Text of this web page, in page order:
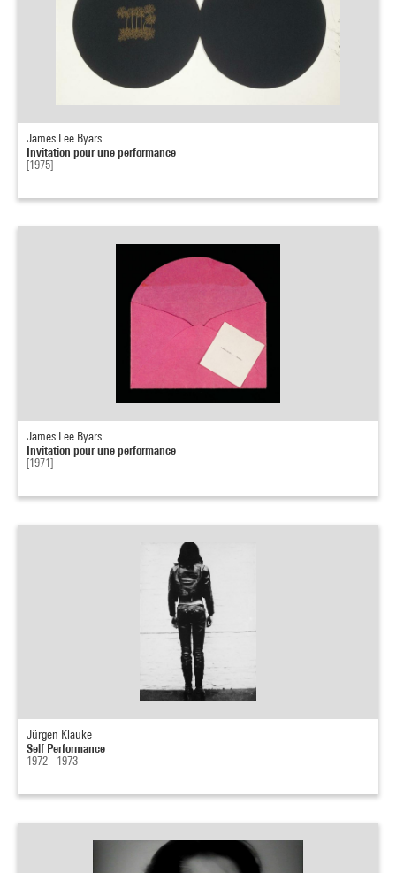
James Lee Byars
Invitation pour une performance
[1975]
James Lee Byars
Invitation pour une performance
[1971]
Jürgen Klauke
Self Performance
1972 - 1973